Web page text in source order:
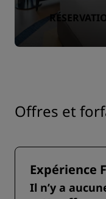
Offres et
Expérience
Il n’y a